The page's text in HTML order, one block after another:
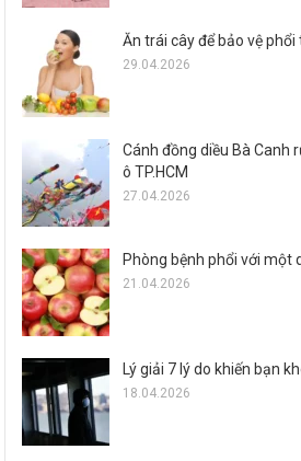
Ăn trái cây để bảo vệ
29.04.2026
Cánh đồng diều Bà Canh
ô TP.HCM
27.04.2026
Phòng bệnh phổi với một
21.04.2026
Lý giải 7 lý do khiến bạn
18.04.2026